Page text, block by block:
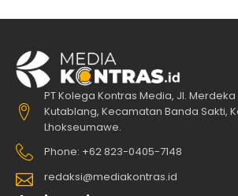
PT Kolega Kontras Media, Jl.
Kutablang, Kecamatan Banda Sakti,
Lhokseumawe.
Phone: +62 823-0405-7148
redaksi@mediakontras.id